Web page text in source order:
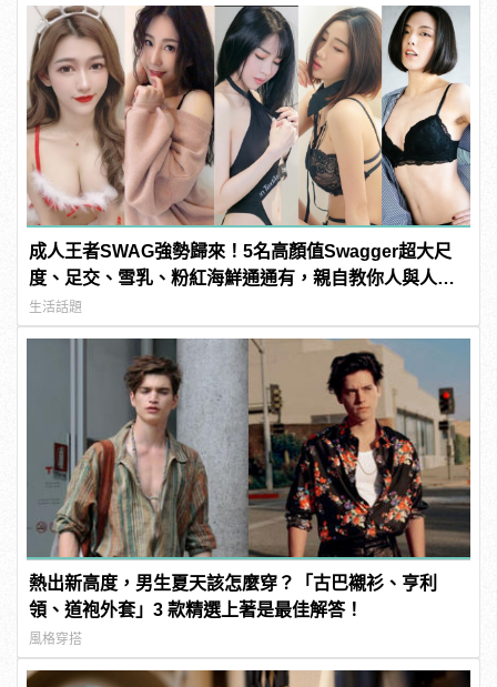
成人王者SWAG強勢歸來！5名高顏值Swagger超大尺
度、足交、雪乳、粉紅海鮮通通有，親自教你人與人的
連結！ | manfashion這樣變型男
生活話題
熱出新高度，男生夏天該怎麼穿？「古巴襯衫、亨利
領、道袍外套」3 款精選上著是最佳解答！
風格穿搭